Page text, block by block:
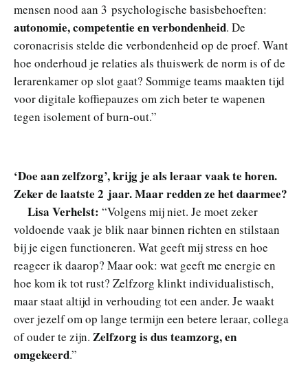
mensen nood aan 3 psychologische basisbehoeften:
autonomie, competentie en verbondenheid. De
coronacrisis stelde die verbondenheid op de proef. Want
hoe onderhoud je relaties als thuiswerk de norm is of de
lerarenkamer op slot gaat? Sommige teams maakten tijd
voordigitale koffiepauzes om zich beter te wapenen
tegen isolement of burn-out.”
‘Doe aan zelfzorg’, krijg je als leraar vaak te horen.
Zeker de laatste 2 jaar. Maar redden ze het daarmee?
Lisa Verhelst: “Volgens mij niet. Je moet zeker
voldoende vaak je blik naar binnen richten en stilstaan
bij je eigen functioneren. Wat geeft mij stress en hoe
reageer ik daarop? Maar ook: wat geeft me energie en
hoe kom ik tot rust? Zelfzorg klinkt individualistisch,
maar staat altijd in verhouding tot een ander. Je waakt
over jezelf om op lange termijn een betere leraar, collega
of ouder te zijn. Zelfzorg is dus teamzorg, en
omgekeerd.”